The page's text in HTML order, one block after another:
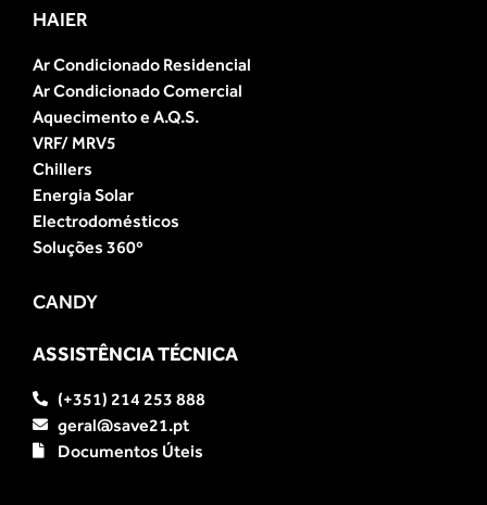
HAIER
Ar Condicionado Residencial
Ar Condicionado Comercial
Aquecimento e A.Q.S.
VRF/ MRV5
Chillers
Energia Solar
Electrodomésticos
Soluções 360º
CANDY
ASSISTÊNCIA TÉCNICA
(+351) 214 253 888
geral@save21.pt
Documentos Úteis